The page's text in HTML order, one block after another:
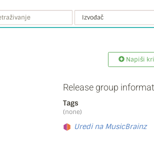
Napiši
Release group
Tags
(none)
Uredi na MusicBrainz